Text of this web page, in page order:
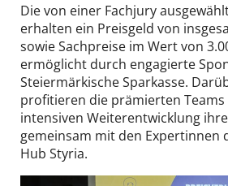
Die von einer Fachjury
erhalten ein Preisgeld von
sowie Sachpreise im Wert von
ermöglicht durch engagierte
Steiermärkische Sparkasse.
profitieren die prämierten
intensiven Weiterentwicklung
gemeinsam mit den Expertinnen
Hub Styria.